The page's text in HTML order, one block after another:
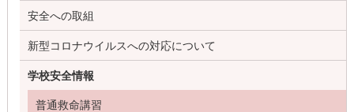
安全への取組
新型コロナウイルスへの対応について
学校安全情報
普通救命講習